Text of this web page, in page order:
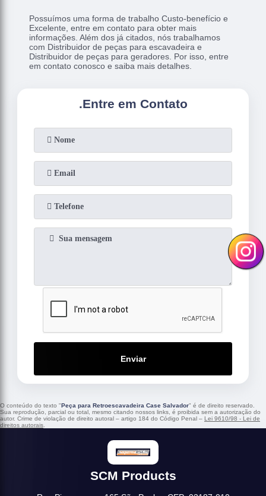
Possuímos uma forma de trabalho Custo-benefício e
Excelente, entre em contato para obter mais
informações. Além dos já citados, nós trabalhamos
com Distribuidor de peças para escavadeira e
Distribuidor de peças para geradores. Por isso, entre
em contato conosco e saiba mais detalhes.
.Entre em Contato
Enviar
O conteúdo do texto "Peça para Retroescavadeira Case Salvador" é de direito reservado.
Sua reprodução, parcial ou total, mesmo citando nossos links, é proibida sem a autorização do
autor. Crime de violação de direito autoral – artigo 184 do Código Penal – Lei 9610/98 - Lei de
direitos autorais.
SCM Products